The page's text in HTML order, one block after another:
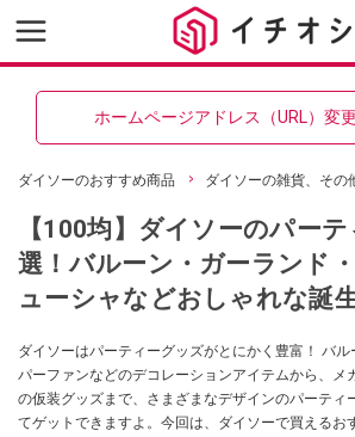
ホームページアドレス（URL）変
ダイソーのおすすめ商品 ダイソーの雑貨、その
【100均】ダイソーのパー
選！バルーン・ガーランド
ューシャなどおしゃれな誕
ダイソーはパーティーグッズがとにかく豊富！ バ
パーファンなどのデコレーションアイテムから、メ
の仮装グッズまで、さまざまなデザインのパーティ
てゲットできますよ。今回は、ダイソーで買えるお